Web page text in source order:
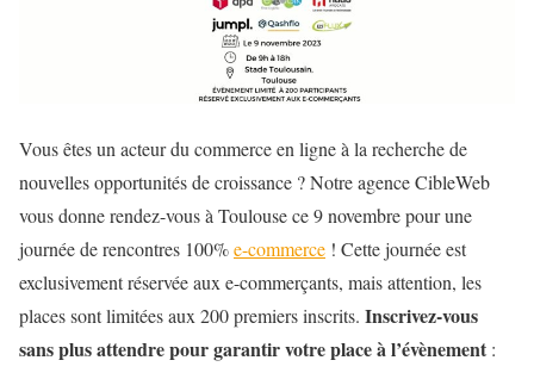
Vous êtes un acteur du commerce en ligne à la recherche de
nouvelles opportunités de croissance ? Notre agence CibleWeb
vous donne rendez-vous à Toulouse ce 9 novembre pour une
journée de rencontres 100%e-commerce ! Cette journée est
exclusivement réservée aux e-commerçants, mais attention, les
places sont limitées aux 200 premiers inscrits. Inscrivez-vous
sans plus attendre pour garantir votre place à l’évènement :